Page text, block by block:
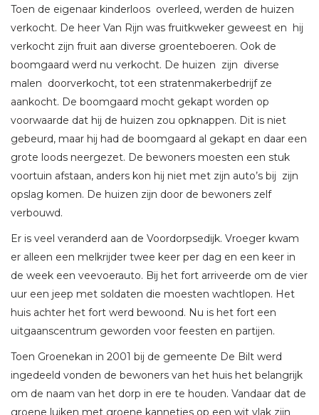
Toen de eigenaar kinderloos overleed, werden de huizen
verkocht. De heer Van Rijn was fruitkweker geweest en hij
verkocht zijn fruit aan diverse groenteboeren. Ook de
boomgaard werd nu verkocht. De huizen zijn diverse
malen doorverkocht, tot een stratenmakerbedrijf ze
aankocht. De boomgaard mocht gekapt worden op
voorwaarde dat hij de huizen zou opknappen. Dit is niet
gebeurd, maar hij had de boomgaard al gekapt en daar een
grote loods neergezet. De bewoners moesten een stuk
voortuin afstaan, anders kon hij niet met zijn auto’s bij zijn
opslag komen. De huizen zijn door de bewoners zelf
verbouwd.
Er is veel veranderd aan de Voordorpsedijk. Vroeger kwam
er alleen een melkrijder twee keer per dag en een keer in
de week een veevoerauto. Bij het fort arriveerde om de vier
uur een jeep met soldaten die moesten wachtlopen. Het
huis achter het fort werd bewoond. Nu is het fort een
uitgaanscentrum geworden voor feesten en partijen.
Toen Groenekan in 2001 bij de gemeente De Bilt werd
ingedeeld vonden de bewoners van het huis het belangrijk
om de naam van het dorp in ere te houden. Vandaar dat de
groene luiken met groene kannetjes op een wit vlak zijn